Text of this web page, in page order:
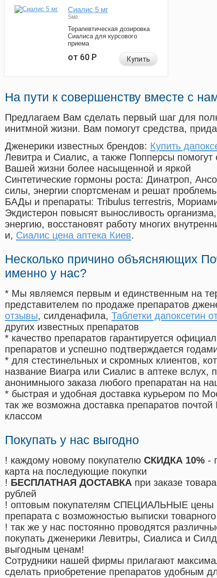
Сиалис 5 мг
5мг
Терапевтическая дозировка
Сиалиса для курсового
приема
от 60Р Купить
На пути к совершенству вместе с
Предлагаем Вам сделать первый шаг для
инитмной жизни. Вам помогут средства,
Дженерики известных брендов: Купить
Левитра и Сиалис, а также Попперсы помогут
Вашей жизни более насыщенной и яркой
Синтетические гормоны роста: Динатроп,
силы, энергии спортсменам и решат
БАДы и препараты: Tribulus terrestris,
Экдистерон повысят выносливость
энергию, восстановят работу многих
и, Сиалис цена аптека Киев.
Несколько причино объясняющих
именно у нас?
* Мы являемся первым и единственным на
представителем по продаже препаратов
отзывы, силденафила, Таблетки дапоксетин
других известных препаратов
* качество препаратов гарантируется
препаратов и успешно подтверждается
* для стестинельных и скромных клиентов,
название Виагра или Сиалис в аптеке вслух,
анонимныого заказа любого препаратан на
* быстрая и удобная доставка курьером по
так же возможна доставка препаратов
классом
Покупать у нас выгодно
! каждому новому покупателю СКИДКА 10% -
карта на последующие покупки
! БЕСПЛАТНАЯ ДОСТАВКА при заказе
рублей
! оптовым покупателям СПЕЦИАЛЬНЫЕ цены
препарата с возможностью выписки
! так же у нас постоянно проводятся
покупать дженерики Левитры, Сиалиса и
выгодным ценам!
Cотрудники нашей фирмы прилагают
сделать приобретение препаратов удобным